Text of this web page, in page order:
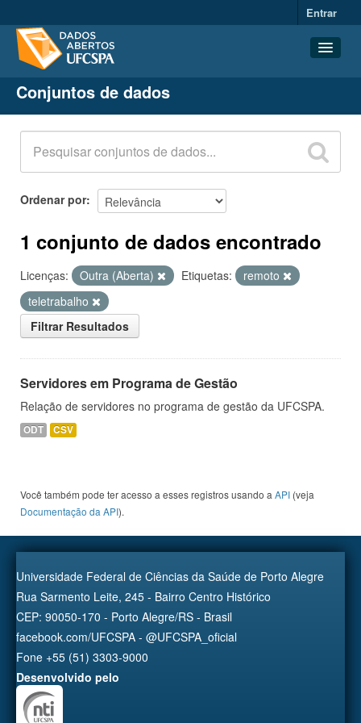
Entrar
Conjuntos de dados
Organizações
Grupos
Sobre
Conjuntos de dados
Ordenar por
1 conjunto de dados encontrado
Licenças: Outra (Aberta) Etiquetas:
remoto
teletrabalho
Filtrar Resultados
Servidores em Programa de Gestão
Relação de servidores no programa de gestão da UFCSPA.
ODT CSV
Você também pode ter acesso a esses registros usando a API (veja
Documentação da API).
Universidade Federal de Ciências da Saúde de Porto Alegre
Rua Sarmento Leite, 245 - Bairro Centro Histórico
CEP: 90050-170 - Porto Alegre/RS - Brasil
facebook.com/UFCSPA - @UFCSPA_oficial
Fone +55 (51) 3303-9000
Desenvolvido pelo